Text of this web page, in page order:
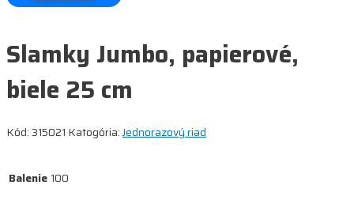
Slamky Jumbo, papierové,
biele 25 cm
Kód:315021 Katogória:Jednorazový riad
Balenie100